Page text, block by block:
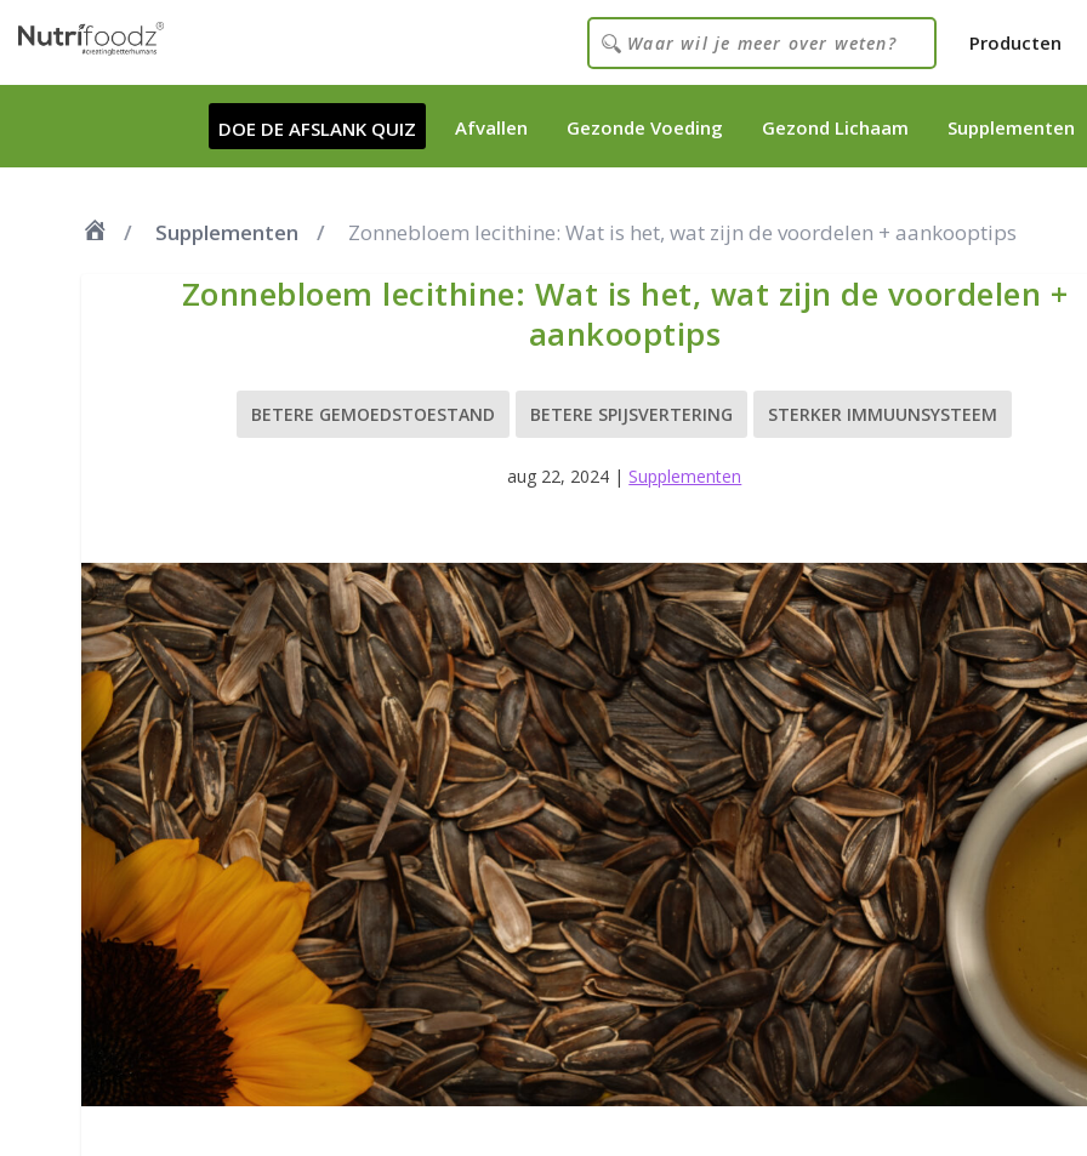
Producten
DOE DE AFSLANK QUIZ Afvallen Gezonde Voeding Gezond Lichaam Supplementen
Supplementen Zonnebloem lecithine: Wat is het, wat zijn de voordelen + aankooptips
Zonnebloem lecithine: Wat is het, wat zijn de voordelen +
aankooptips
BETERE GEMOEDSTOESTAND BETERE SPIJSVERTERING STERKER IMMUUNSYSTEEM
aug 22, 2024 | Supplementen